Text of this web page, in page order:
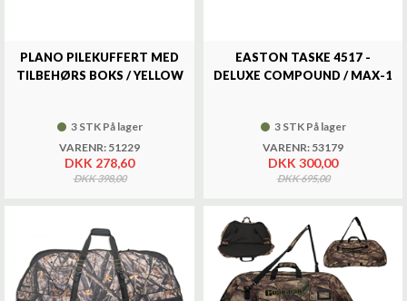
PLANO PILEKUFFERT MED
TILBEHØRS BOKS / YELLOW
3 STK På lager
VARENR: 51229
DKK 278,60
DKK 398,00
EASTON TASKE 4517 -
DELUXE COMPOUND / MAX-1
3 STK På lager
VARENR: 53179
DKK 300,00
DKK 695,00